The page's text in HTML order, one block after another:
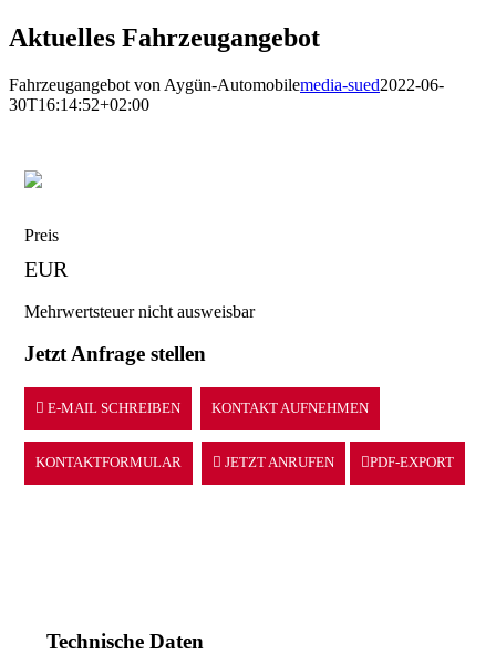
Aktuelles Fahrzeugangebot
Fahrzeugangebot von Aygün-Automobilemedia-sued2022-06-
30T16:14:52+02:00
Preis
EUR
Mehrwertsteuer nicht ausweisbar
Jetzt Anfrage stellen
E-MAIL SCHREIBEN KONTAKT AUFNEHMEN
KONTAKTFORMULAR JETZT ANRUFEN PDF-EXPORT
Technische Daten